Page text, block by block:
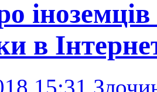
в
15:31